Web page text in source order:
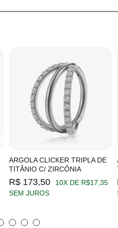
ARGOLA CLICKER TRIPLA DE
TITÂNIO C/ ZIRCÔNIA
R$ 173,50
10X DE R$17,35
SEM JUROS